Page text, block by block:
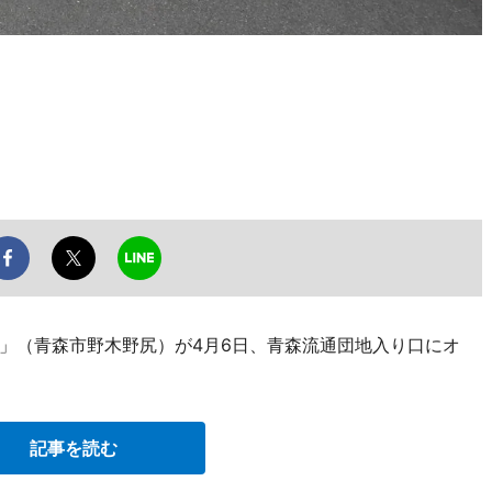
（青森市野木野尻）が4月6日、青森流通団地入り口にオ
記事を読む